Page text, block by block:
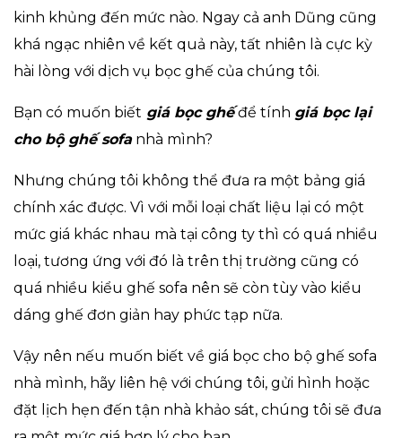
kinh khủng đến mức nào. Ngay cả anh Dũng cũng
khá ngạc nhiên về kết quả này, tất nhiên là cực kỳ
hài lòng với dịch vụ bọc ghế của chúng tôi.
Bạn có muốn biết giá bọc ghếđể tính giá bọc lại
cho bộ ghế sofanhà mình?
Nhưng chúng tôi không thể đưa ra một bảng giá
chính xác được. Vì với mỗi loại chất liệu lại có một
mức giá khác nhau mà tại công ty thì có quá nhiều
loại, tương ứng với đó là trên thị trường cũng có
quá nhiều kiểu ghế sofa nên sẽ còn tùy vào kiểu
dáng ghế đơn giản hay phức tạp nữa.
Vậy nên nếu muốn biết về giá bọc cho bộ ghế sofa
nhà mình, hãy liên hệ với chúng tôi, gửi hình hoặc
đặt lịch hẹn đến tận nhà khảo sát, chúng tôi sẽ đưa